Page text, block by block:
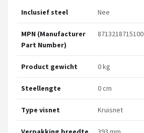
Inclusief steel Nee
MPN (Manufacturer
Part Number)
8713218715100
Product gewicht 0 kg
Steellengte 0 cm
Type visnet Kruisnet